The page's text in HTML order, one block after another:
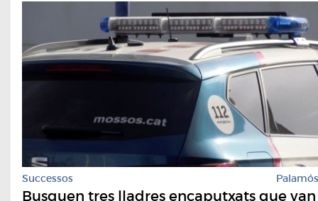
Successos Palamós
Busquen tres lladres encaputxats que van